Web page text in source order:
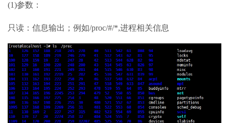
(1)参数：
只读：信息输出；例如/proc/#/*,进程相关信息